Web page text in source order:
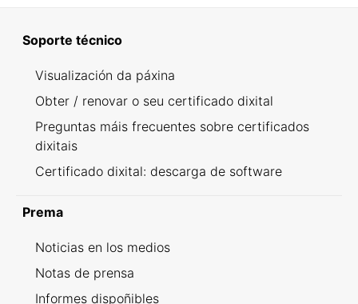
Soporte técnico
Visualización da páxina
Obter / renovar o seu certificado dixital
Preguntas máis frecuentes sobre certificados
dixitais
Certificado dixital: descarga de software
Prema
Noticias en los medios
Notas de prensa
Informes dispoñibles